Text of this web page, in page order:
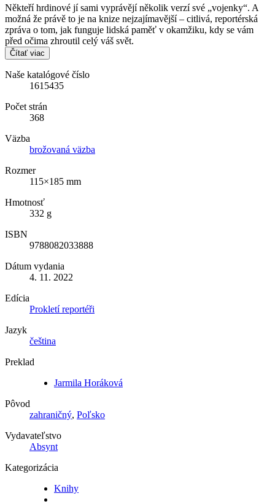
Někteří hrdinové jí sami vyprávějí několik verzí své „vojenky“. A
možná že právě to je na knize nejzajímavější – citlivá, reportérská
zpráva o tom, jak funguje lidská paměť v okamžiku, kdy se vám
před očima zhroutil celý váš svět.
Čítať viac
Naše katalógové číslo
1615435
Počet strán
368
Väzba
brožovaná väzba
Rozmer
115×185 mm
Hmotnosť
332 g
ISBN
9788082033888
Dátum vydania
4. 11. 2022
Edícia
Prokletí reportéři
Jazyk
čeština
Preklad
Jarmila Horáková
Pôvod
zahraničný, Poľsko
Vydavateľstvo
Absynt
Kategorizácia
Knihy